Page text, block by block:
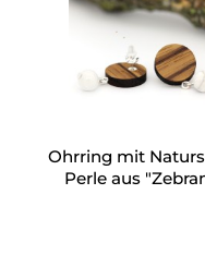
Ohrring mit
Perle aus